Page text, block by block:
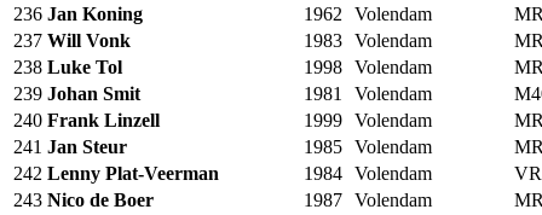
236 Jan Koning 1962 Volendam
237 Will Vonk 1983 Volendam
238 Luke Tol 1998 Volendam
239 Johan Smit 1981 Volendam
240 Frank Linzell 1999 Volendam
241 Jan Steur 1985 Volendam
242 Lenny Plat-Veerman 1984 Volendam
243 Nico de Boer 1987 Volendam